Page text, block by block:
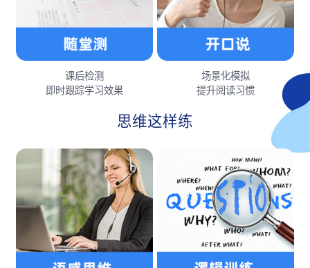
课后检测
即时跟踪学习效果
场景化模拟
提升阅读习惯
思维这样练